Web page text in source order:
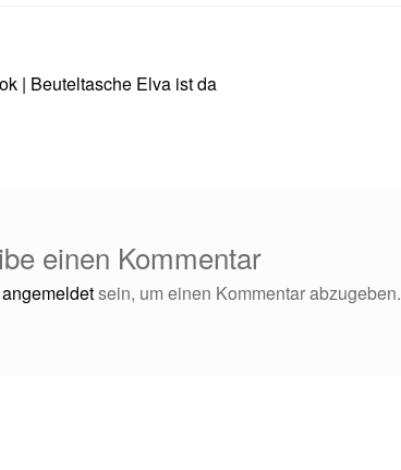
| Beuteltasche Elva ist da
einen Kommentar
angemeldetsein, um einen Kommentar abzugeben.